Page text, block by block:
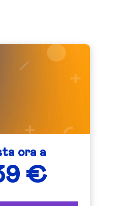
ora a
€